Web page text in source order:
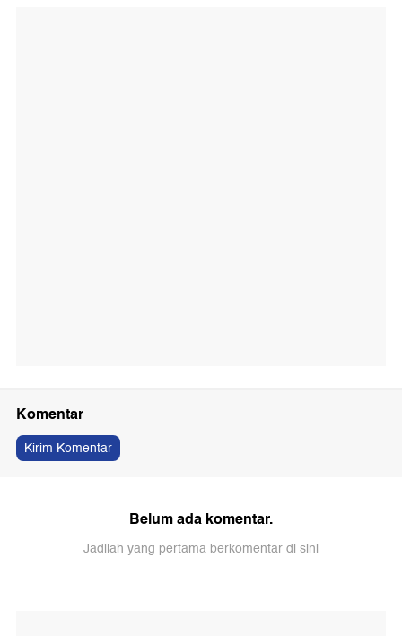
Komentar
Kirim Komentar
Belum ada komentar.
Jadilah yang pertama berkomentar di sini